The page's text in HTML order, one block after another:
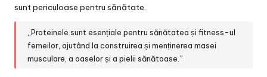
sunt periculoase pentru sănătate.
„Proteinele sunt esențiale pentru sănătatea și fitness-ul
femeilor, ajutând la construirea și menținerea masei
musculare, a oaselor și a pielii sănătoase.”